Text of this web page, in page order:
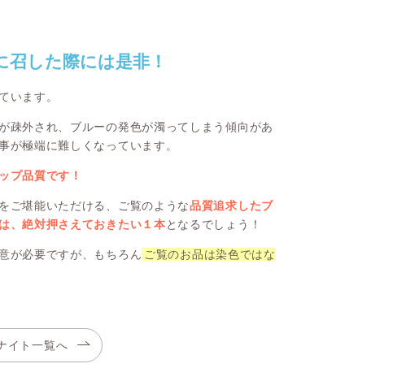
した際には是非！
います。
疎外され、ブルーの発色が濁ってしまう傾向があ
が極端に難しくなっています。
プ品質です！
ご堪能いただける、ご覧のような品質追求したブ
、絶対押さえておきたい１本となるでしょう！
が必要ですが、もちろん ご覧のお品は染色ではな
イト一覧へ